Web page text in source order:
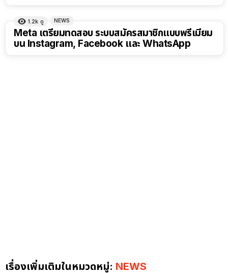
1.2k ดู NEWS
Meta เตรียมทดสอบ ระบบสมัครสมาชิกแบบพรีเมียม
บน Instagram, Facebook และ WhatsApp
เรื่องเพิ่มเติมในหมวดหมู่: NEWS